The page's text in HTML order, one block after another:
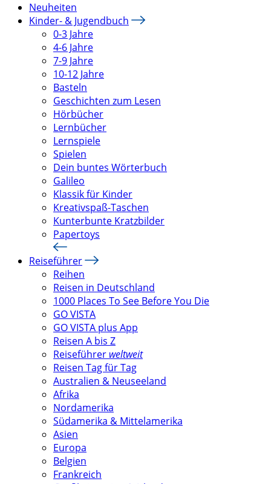
Neuheiten
Kinder- & Jugendbuch
0-3 Jahre
4-6 Jahre
7-9 Jahre
10-12 Jahre
Basteln
Geschichten zum Lesen
Hörbücher
Lernbücher
Lernspiele
Spielen
Dein buntes Wörterbuch
Galileo
Klassik für Kinder
Kreativspaß-Taschen
Kunterbunte Kratzbilder
Papertoys
Reiseführer
Reihen
Reisen in Deutschland
1000 Places To See Before You Die
GO VISTA
GO VISTA plus App
Reisen A bis Z
Reiseführer weltweit
Reisen Tag für Tag
Australien & Neuseeland
Afrika
Nordamerika
Südamerika & Mittelamerika
Asien
Europa
Belgien
Frankreich